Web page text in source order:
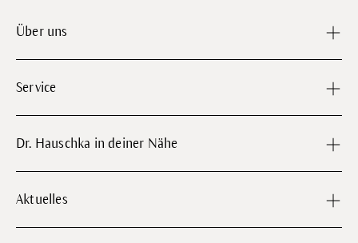
Über uns
Service
Dr. Hauschka in deiner Nähe
Aktuelles